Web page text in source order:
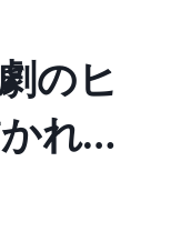
のヒ
れる
乱は